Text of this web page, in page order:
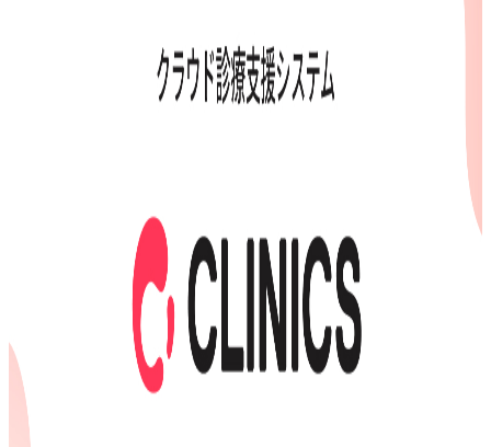
10→100（プロダクト拡大）